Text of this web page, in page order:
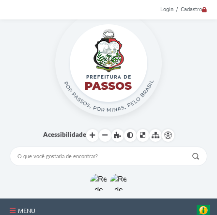
Login / Cadastro
Acessibilidade
MENU